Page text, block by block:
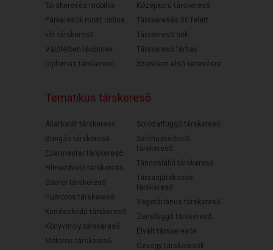
Társkeresés mobilon
Párkeresők most online
Elit társkereső
Válófélben lévőknek
Diplomás társkereső
Középkorú társkereső
Társkeresés 50 felett
Társkereső nők
Társkereső férfiak
Szerelem első keresésre
Tematikus társkereső
Állatbarát társkereső
Bringás társkereső
Ezermester társkereső
Filmkedvelő társkereső
Gamer társkereső
Humoros társkereső
Kertészkedő társkereső
Könyvmoly társkereső
Motoros társkereső
Sorozatfüggő társkereső
Színházkedvelő
társkereső
Táncoslábú társkereső
Társasjátékozós
társkereső
Vegetáriánus társkereső
Zenefüggő társkereső
Elvált társkeresők
Özvegy társkeresők